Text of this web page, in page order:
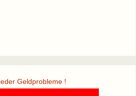
Geldprobleme !